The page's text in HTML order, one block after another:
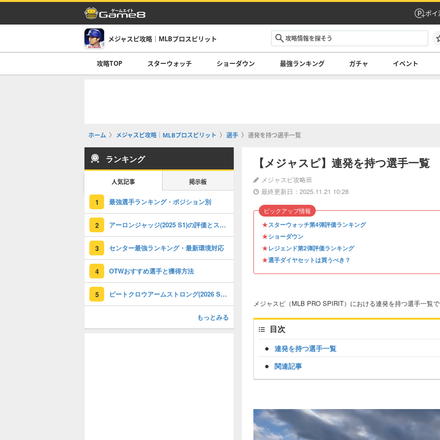
ポイ
メジャスピ攻略｜MLBプロスピリット
攻略TOP スターウォッチ ショーダウン 最強ランキング ガチャ イベント
ホーム メジャスピ攻略｜MLBプロスピリット 選手 連発を持つ選手一覧
【メジャスピ】連発を持つ選手一覧
メジャスピ攻略班
最終更新日：2025.11.21 10:28
★スターウォッチ第4弾評価ランキング
★ショーダウン
★レジェンド第2弾評価ランキング
★選手ダイヤセットは買うべき？
ピックアップ情報
メジャスピ（MLB PRO SPIRIT）における連発を持つ選手一覧
目次
連発を持つ選手一覧
関連記事
ランキング
人気記事 掲示板
1 最強選手ランキング・ポジション別
2 アーロンジャッジ(2025 S1)の評価とステータス
3 センター最強ランキング・最新環境対応
4 OTWおすすめ選手と獲得方法
5 ピートクロウアームストロング(2026 S1 AS 1)の評価とステータス
もっとみる